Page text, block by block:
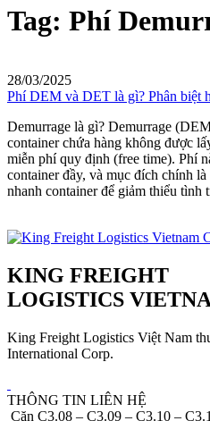
Tag: Phí
28/03/2025
Phí DEM và DET là gì? Phân biệt
Demurrage là gì? Demurrage
container chứa hàng không được
miễn phí quy định (free time). Phí
container đầy, và mục đích chính
nhanh container để giảm thiểu
KING FREIGHT
LOGISTICS
King Freight Logistics Việt Nam
International Corp.
THÔNG TIN LIÊN HỆ
Căn C3.08 – C3.09 – C3.10 –